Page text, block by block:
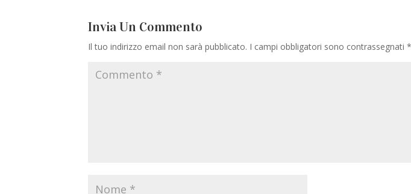
Invia Un Commento
Il tuo indirizzo email non sarà pubblicato. I campi obbligatori sono contrassegnati *